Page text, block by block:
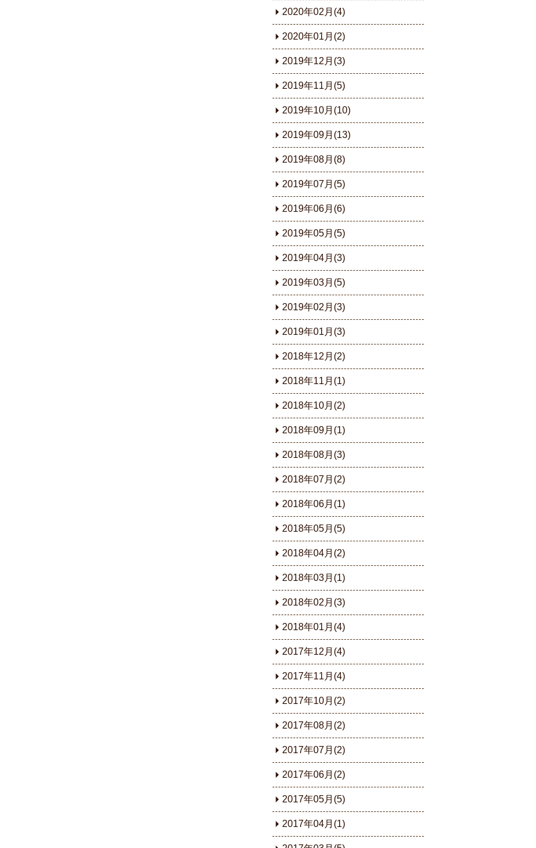
2020年02月(4)
2020年01月(2)
2019年12月(3)
2019年11月(5)
2019年10月(10)
2019年09月(13)
2019年08月(8)
2019年07月(5)
2019年06月(6)
2019年05月(5)
2019年04月(3)
2019年03月(5)
2019年02月(3)
2019年01月(3)
2018年12月(2)
2018年11月(1)
2018年10月(2)
2018年09月(1)
2018年08月(3)
2018年07月(2)
2018年06月(1)
2018年05月(5)
2018年04月(2)
2018年03月(1)
2018年02月(3)
2018年01月(4)
2017年12月(4)
2017年11月(4)
2017年10月(2)
2017年08月(2)
2017年07月(2)
2017年06月(2)
2017年05月(5)
2017年04月(1)